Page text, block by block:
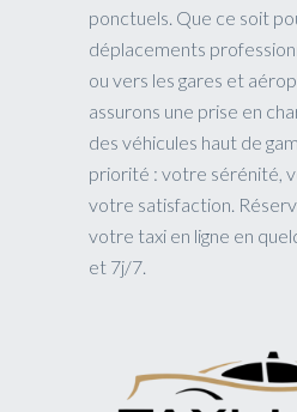
ponctuels. Que ce soit
déplacements
ou vers les gares et
assurons une prise en
des véhicules haut de
priorité : votre sérénité,
votre satisfaction.
votre taxi en ligne en
et 7j/7.